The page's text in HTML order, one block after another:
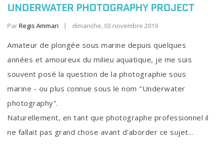
UNDERWATER PHOTOGRAPHY PROJECT
ParRegis Ammari dimanche, 03 novembre 2019
Amateur de plongée sous marine depuis quelques
années et amoureux du milieu aquatique, je me suis
souvent posé la question de la photographie sous
marine - ou plus connue sous le nom "Underwater
photography".
Naturellement, en tant que photographe professionnel il
ne fallait pas grand chose avant d'aborder ce sujet...